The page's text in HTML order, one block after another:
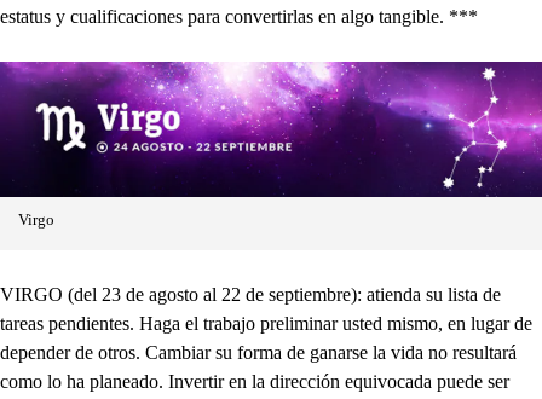
estatus y cualificaciones para convertirlas en algo tangible. ***
Virgo
VIRGO (del 23 de agosto al 22 de septiembre): atienda su lista de
tareas pendientes. Haga el trabajo preliminar usted mismo, en lugar de
depender de otros. Cambiar su forma de ganarse la vida no resultará
como lo ha planeado. Invertir en la dirección equivocada puede ser